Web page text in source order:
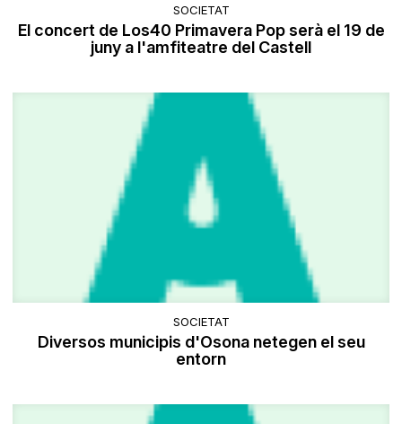
SOCIETAT
El concert de Los40 Primavera Pop serà el 19 de
juny a l'amfiteatre del Castell
SOCIETAT
Diversos municipis d'Osona netegen el seu
entorn